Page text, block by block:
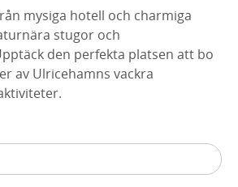
mysiga hotell och charmiga
stugor och
den perfekta platsen att bo
av Ulricehamns vackra